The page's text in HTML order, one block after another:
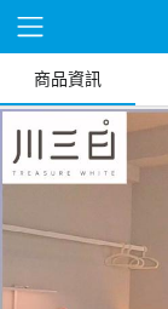
商品資訊